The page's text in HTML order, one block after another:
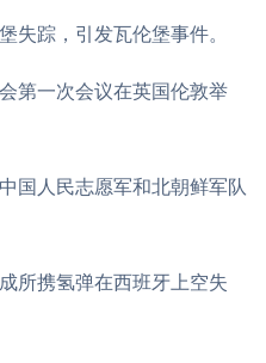
踪，引发瓦伦堡事件。
第一次会议在英国伦敦举
国人民志愿军和北朝鲜军队
所携氢弹在西班牙上空失